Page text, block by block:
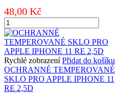
množství
48,00 Kč
OCHRANNÉ
TEMPEROVANÉ
SKLO
PRO
APPLE
IPHONE
11
PRO
Rychlé zobrazení Přidat do košíku
OCHRANNÉ TEMPEROVANÉ
SKLO PRO APPLE IPHONE 11
RE 2,5D